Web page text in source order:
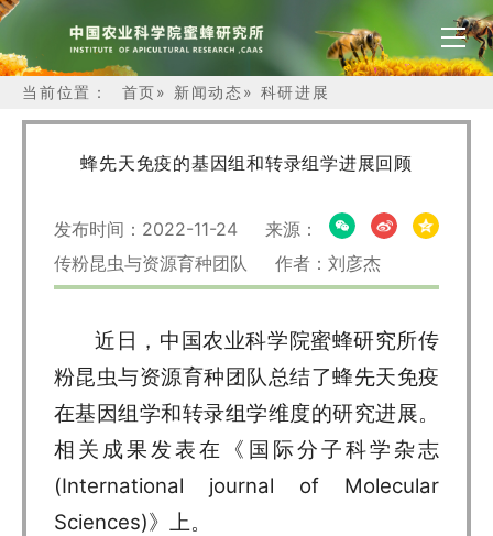
当前位置： 首页» 新闻动态» 科研进展
蜂先天免疫的基因组和转录组学进展回顾
发布时间：2022-11-24 来源：
传粉昆虫与资源育种团队 作者：刘彦杰
近日，中国农业科学院蜜蜂研究所传
粉昆虫与资源育种团队总结了蜂先天免疫
在基因组学和转录组学维度的研究进展。
相关成果发表在《国际分子科学杂志
(International journal of Molecular
Sciences)》上。